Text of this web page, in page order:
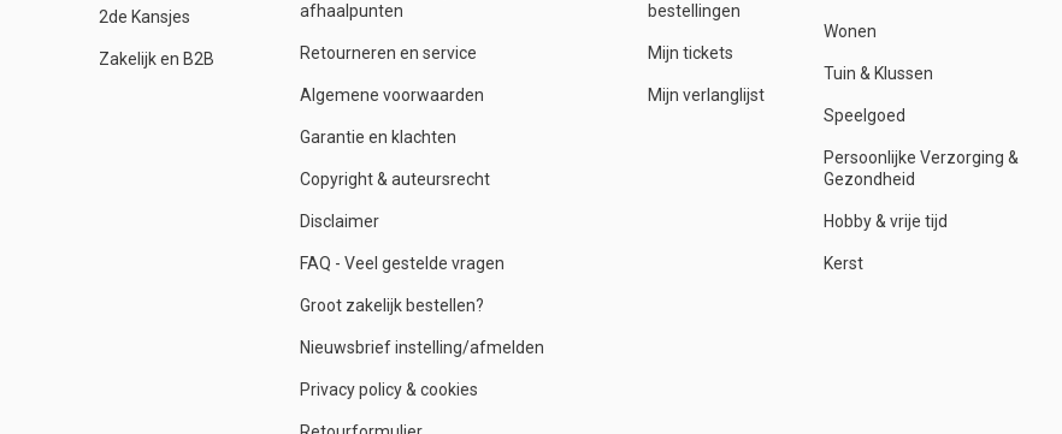
2de Kansjes
Zakelijk en B2B
afhaalpunten
Retourneren en service
Algemene voorwaarden
Garantie en klachten
Copyright & auteursrecht
Disclaimer
FAQ - Veel gestelde vragen
Groot zakelijk bestellen?
Nieuwsbrief instelling/afmelden
Privacy policy & cookies
bestellingen
Mijn tickets
Mijn verlanglijst
Wonen
Tuin & Klussen
Speelgoed
Persoonlijke Verzorging &
Gezondheid
Hobby & vrije tijd
Kerst